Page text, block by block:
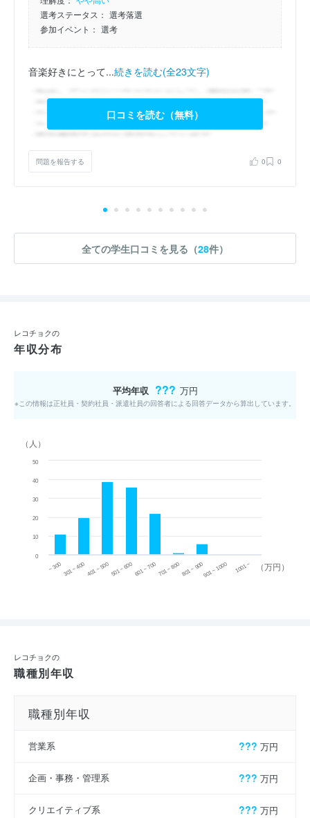
選考ステータス： 選考落選
参加イベント： 選考
音楽好きにとって...続きを読む(全23文字)
口コミを読む（無料）
問題を報告する 0 0
全ての学生口コミを見る（28件）
レコチョクの
年収分布
平均年収 ??? 万円
※この情報は正社員・契約社員・派遣社員の回答者による回答データから算出しています。
（万円）
（人）
~ 300 301 ~ 400 401 ~ 500501 ~ 600601 ~ 700701 ~ 800801 ~ 900901 ~ 1000 1001 ~
0
10
20
30
40
50
レコチョクの
職種別年収
職種別年収
営業系 ??? 万円
企画・事務・管理系 ??? 万円
クリエイティブ系 ??? 万円